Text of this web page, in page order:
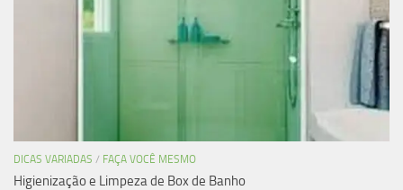
DICAS VARIADAS / FAÇA VOCÊ MESMO
Higienização e Limpeza de Box de Banho